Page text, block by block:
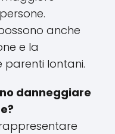
anche
e la
parenti lontani.
danneggiare